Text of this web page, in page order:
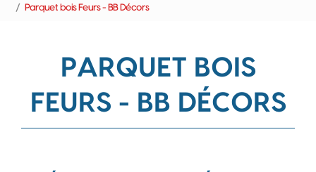
Parquet bois Feurs - BB Décors
PARQUET BOIS
FEURS - BB DÉCORS